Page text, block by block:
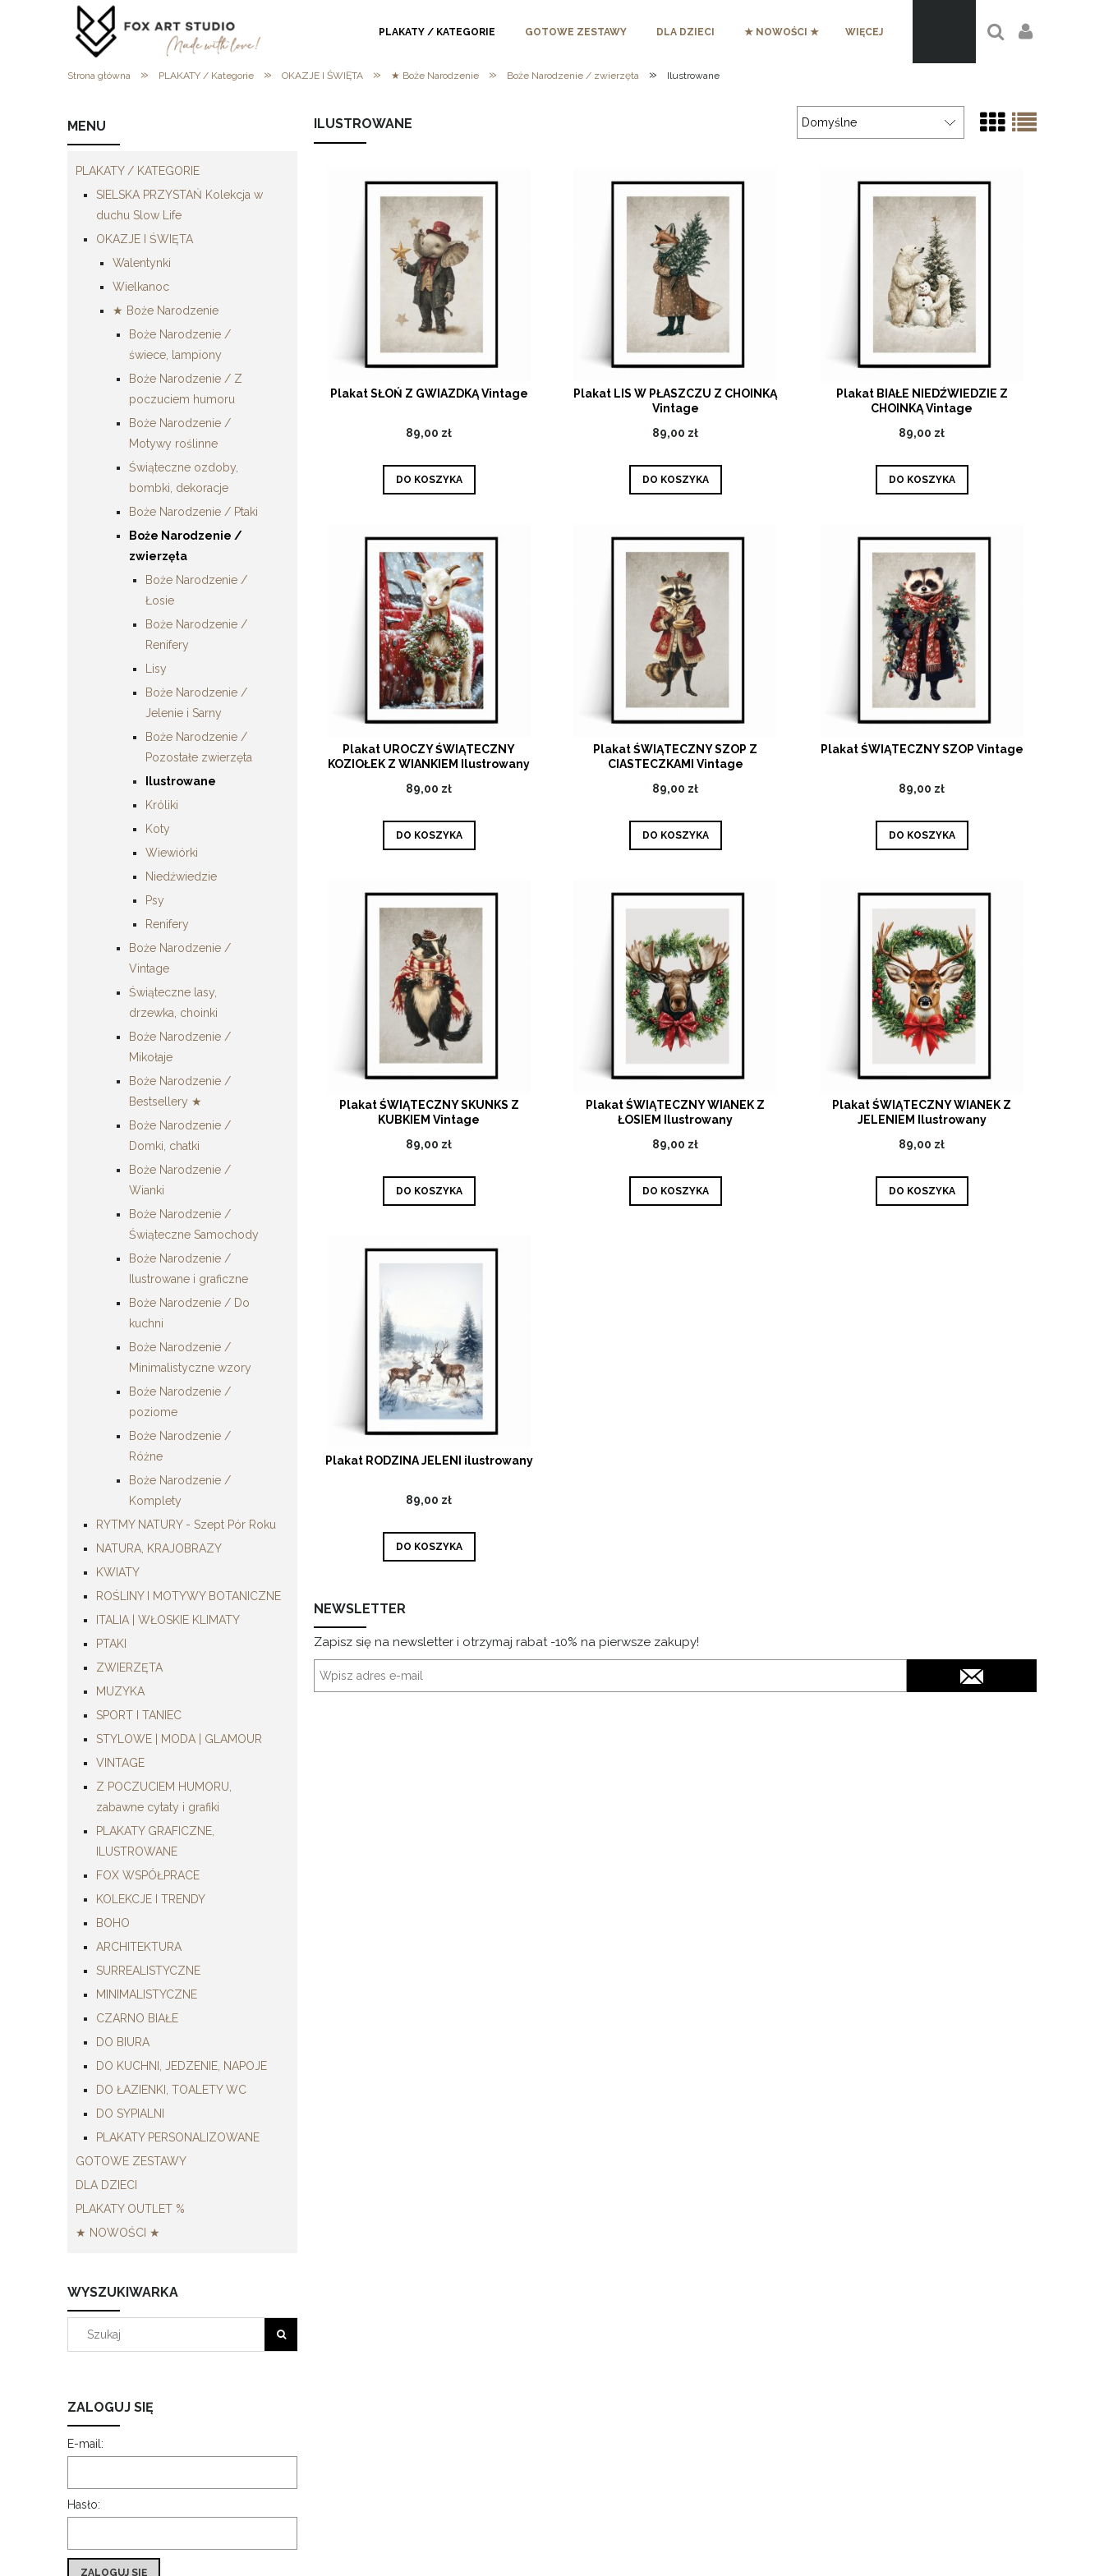
PLAKATY / KATEGORIE GOTOWE ZESTAWY DLA DZIECI ★ NOWOŚCI ★ WIĘCEJ
Strona główna » PLAKATY / Kategorie » OKAZJE I ŚWIĘTA » ★ Boże Narodzenie » Boże Narodzenie / zwierzęta » Ilustrowane
MENU
PLAKATY / KATEGORIE
SIELSKA PRZYSTAŃ Kolekcja w
duchu Slow Life
OKAZJE I ŚWIĘTA
Walentynki
Wielkanoc
★ Boże Narodzenie
Boże Narodzenie /
świece, lampiony
Boże Narodzenie / Z
poczuciem humoru
Boże Narodzenie /
Motywy roślinne
Świąteczne ozdoby,
bombki, dekoracje
Boże Narodzenie / Ptaki
Boże Narodzenie /
zwierzęta
Boże Narodzenie /
Łosie
Boże Narodzenie /
Renifery
Lisy
Boże Narodzenie /
Jelenie i Sarny
Boże Narodzenie /
Pozostałe zwierzęta
Ilustrowane
Króliki
Koty
Wiewiórki
Niedźwiedzie
Psy
Renifery
Boże Narodzenie /
Vintage
Świąteczne lasy,
drzewka, choinki
Boże Narodzenie /
Mikołaje
Boże Narodzenie /
Bestsellery ★
Boże Narodzenie /
Domki, chatki
Boże Narodzenie /
Wianki
Boże Narodzenie /
Świąteczne Samochody
Boże Narodzenie /
Ilustrowane i graficzne
Boże Narodzenie / Do
kuchni
Boże Narodzenie /
Minimalistyczne wzory
Boże Narodzenie /
poziome
Boże Narodzenie /
Różne
Boże Narodzenie /
Komplety
RYTMY NATURY - Szept Pór Roku
NATURA, KRAJOBRAZY
KWIATY
ROŚLINY I MOTYWY BOTANICZNE
ITALIA | WŁOSKIE KLIMATY
PTAKI
ZWIERZĘTA
MUZYKA
SPORT I TANIEC
STYLOWE | MODA | GLAMOUR
VINTAGE
Z POCZUCIEM HUMORU,
zabawne cytaty i grafiki
PLAKATY GRAFICZNE,
ILUSTROWANE
FOX WSPÓŁPRACE
KOLEKCJE I TRENDY
BOHO
ARCHITEKTURA
SURREALISTYCZNE
MINIMALISTYCZNE
CZARNO BIAŁE
DO BIURA
DO KUCHNI, JEDZENIE, NAPOJE
DO ŁAZIENKI, TOALETY WC
DO SYPIALNI
PLAKATY PERSONALIZOWANE
GOTOWE ZESTAWY
DLA DZIECI
PLAKATY OUTLET %
★ NOWOŚCI ★
WYSZUKIWARKA
ZALOGUJ SIĘ
E-mail:
Hasło:
ZALOGUJ SIĘ
ILUSTROWANE
Plakat SŁOŃ Z GWIAZDKĄ Vintage
89,00 zł
DO KOSZYKA
Plakat LIS W PŁASZCZU Z CHOINKĄ
Vintage
89,00 zł
DO KOSZYKA
Plakat BIAŁE NIEDŹWIEDZIE Z
CHOINKĄ Vintage
89,00 zł
DO KOSZYKA
Plakat UROCZY ŚWIĄTECZNY
KOZIOŁEK Z WIANKIEM Ilustrowany
89,00 zł
DO KOSZYKA
Plakat ŚWIĄTECZNY SZOP Z
CIASTECZKAMI Vintage
89,00 zł
DO KOSZYKA
Plakat ŚWIĄTECZNY SZOP Vintage
89,00 zł
DO KOSZYKA
Plakat ŚWIĄTECZNY SKUNKS Z
KUBKIEM Vintage
89,00 zł
DO KOSZYKA
Plakat ŚWIĄTECZNY WIANEK Z
ŁOSIEM Ilustrowany
89,00 zł
DO KOSZYKA
Plakat ŚWIĄTECZNY WIANEK Z
JELENIEM Ilustrowany
89,00 zł
DO KOSZYKA
Plakat RODZINA JELENI ilustrowany
89,00 zł
DO KOSZYKA
NEWSLETTER
Zapisz się na newsletter i otrzymaj rabat -10% na pierwsze zakupy!